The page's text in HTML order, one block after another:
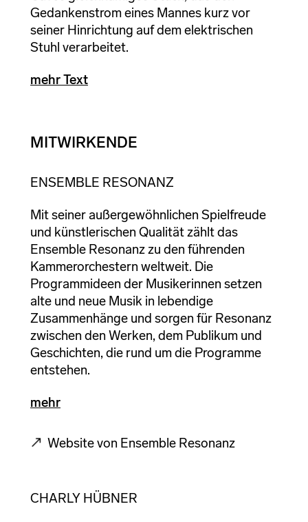
Gedankenstrom eines Mannes kurz vor
seiner Hinrichtung auf dem elektrischen
Stuhl verarbeitet.
mehr Text
MITWIRKENDE
ENSEMBLE RESONANZ
Mit seiner außergewöhnlichen Spielfreude
und künstlerischen Qualität zählt das
Ensemble Resonanz zu den führenden
Kammerorchestern weltweit. Die
Programmideen der Musikerinnen setzen
alte und neue Musik in lebendige
Zusammenhänge und sorgen für Resonanz
zwischen den Werken, dem Publikum und
Geschichten, die rund um die Programme
entstehen.
mehr
Website von Ensemble Resonanz
CHARLY HÜBNER